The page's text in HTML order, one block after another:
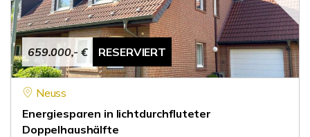
659.000,- € RESERVIERT
Neuss
Energiesparen in lichtdurchfluteter
Doppelhaushälfte